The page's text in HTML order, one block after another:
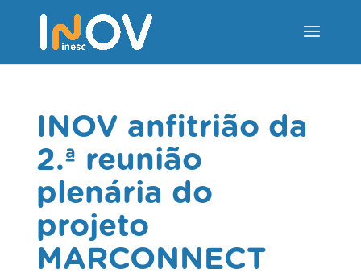
INOV anfitrião da
2.ª reunião
plenária do
projeto
MARCONNECT